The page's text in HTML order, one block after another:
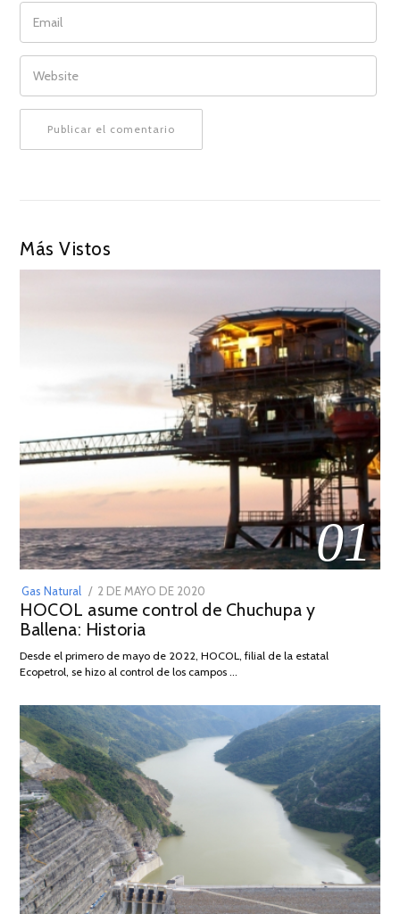
EMAIL
WEBSITE
Más Vistos
01
Gas Natural
POSTED
ON
2 DE MAYO DE 2020
DE
2026
HOCOL asume control de Chuchupa y
Ballena: Historia
Desde el primero de mayo de 2022, HOCOL, filial de la estatal
Ecopetrol, se hizo al control de los campos …